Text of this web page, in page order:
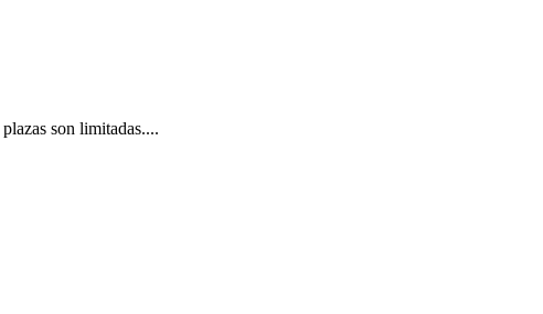
son limitadas....